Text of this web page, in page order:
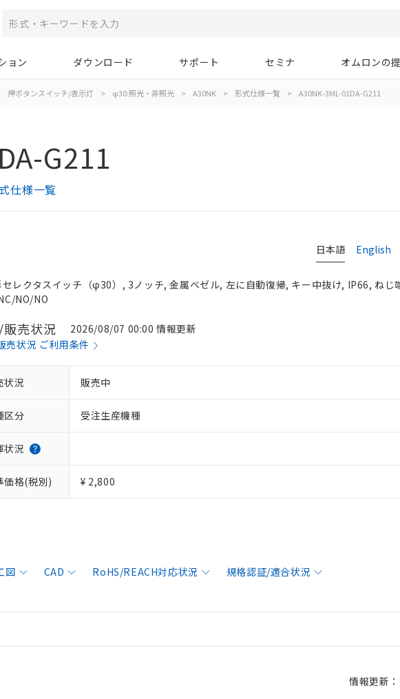
ョン ダウンロード サポート セミナ オムロンの
押ボタンスイッチ/表示灯 > φ30:照光・非照光 > A30NK > 形式仕様一覧 > A30NK-3ML-01DA-G211
G211
仕様一覧
日本語 English
セレクタスイッチ（φ30）, 3ノッチ, 金属ベゼル, 左に自動復帰, キー中抜け, IP66, ねじ
NO/NO
売状況
2026/08/07 00:00 情報更新
売状況 ご利用条件
状況 販売中
区分 受注生産機種
状況
価格(税別) ¥ 2,800
図 CAD RoHS/REACH対応状況 規格認証/適合状況
情報更新